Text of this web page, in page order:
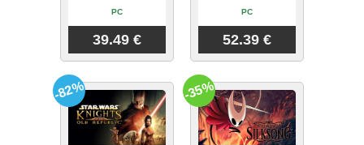
PC
39.49 €
PC
52.39 €
-82% -35%